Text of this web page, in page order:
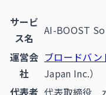
サービ
ス名
AI-BOOST
運営会
社
ブロードバ
Japan Inc.）
代表者 代表取締役